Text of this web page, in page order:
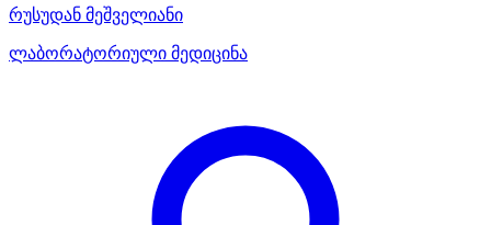
რუსუდან მეშველიანი
ლაბორატორიული მედიცინა